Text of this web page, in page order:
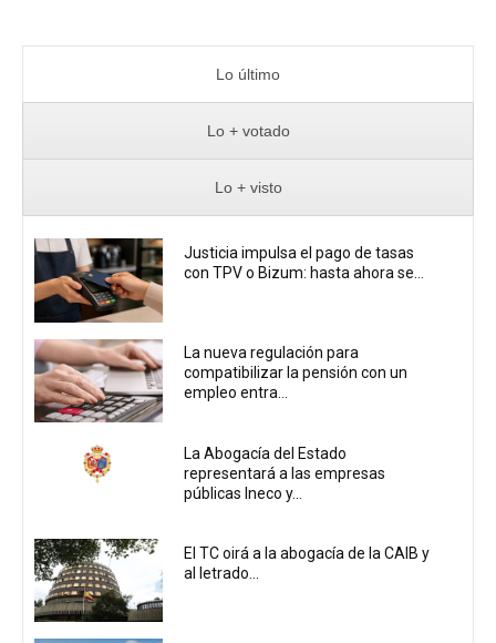
Lo último
Lo + votado
Lo + visto
Justicia impulsa el pago de tasas
con TPV o Bizum: hasta ahora se...
La nueva regulación para
compatibilizar la pensión con un
empleo entra...
La Abogacía del Estado
representará a las empresas
públicas Ineco y...
El TC oirá a la abogacía de la CAIB y
al letrado...